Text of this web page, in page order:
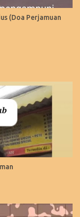
(Doa Perjamuan